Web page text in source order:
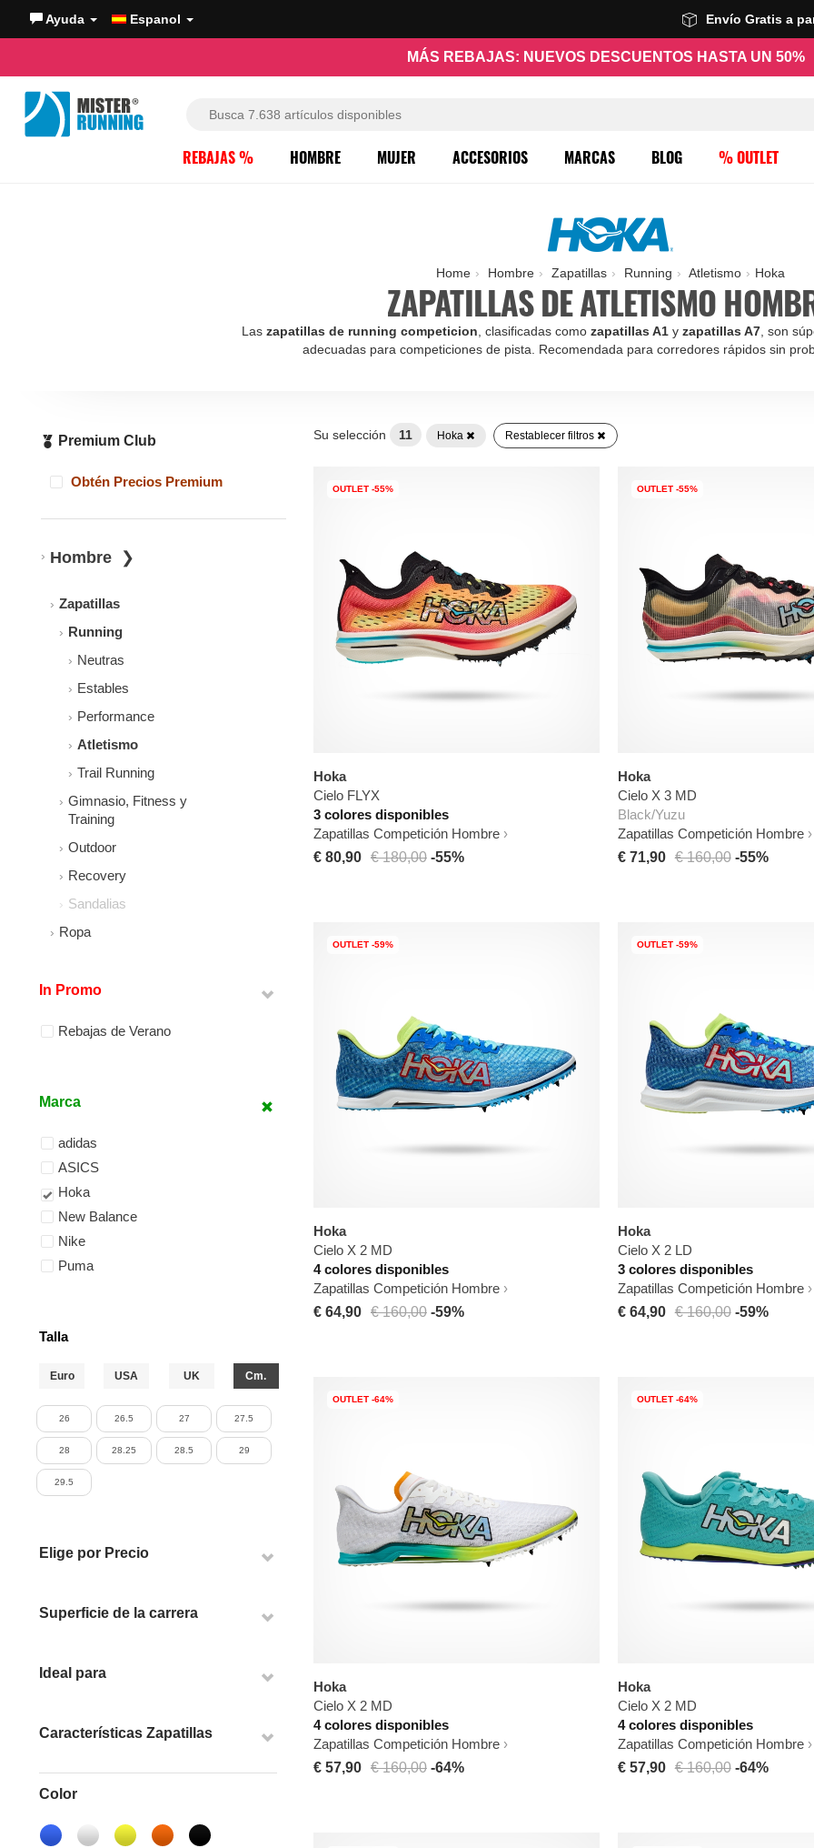
Ayuda Espanol Envío Gratis a
MÁS REBAJAS: NUEVOS DESCUENTOS HASTA UN 50%
REBAJAS % HOMBRE MUJER ACCESORIOS MARCAS BLOG % OUTLET
Home Hombre Zapatillas Running Atletismo Hoka
ZAPATILLAS DE ATLETISMO
Las zapatillas de running competicion , clasificadas como zapatillas A1 y zapatillas A7 , son
adecuadas para competiciones de pista. Recomendada para corredores rápidos sin
Premium Club
Obtén Precios Premium
Hombre
Zapatillas
Running
Neutras
Estables
Performance
Atletismo
Trail Running
Gimnasio, Fitness y
Training
Outdoor
Recovery
Sandalias
Ropa
In Promo
Rebajas de Verano
Marca
adidas
ASICS
Hoka
New Balance
Nike
Puma
Talla
Euro USA UK Cm.
26 26.5 27 27.5
28 28.25 28.5 29
29.5
Elige por Precio
Superficie de la carrera
Ideal para
Características Zapatillas
Color
Su selección 11 Hoka Restablecer filtros
OUTLET -55%
Hoka
Cielo FLYX
3 colores disponibles
Zapatillas Competición Hombre
€ 80,90 € 180,00 -55%
OUTLET -55%
Hoka
Cielo X 3 MD
Black/Yuzu
Zapatillas Competición Hombre
€ 71,90 € 160,00 -55%
OUTLET -59%
Hoka
Cielo X 2 MD
4 colores disponibles
Zapatillas Competición Hombre
€ 64,90 € 160,00 -59%
OUTLET -59%
Hoka
Cielo X 2 LD
3 colores disponibles
Zapatillas Competición Hombre
€ 64,90 € 160,00 -59%
OUTLET -64%
Hoka
Cielo X 2 MD
4 colores disponibles
Zapatillas Competición Hombre
€ 57,90 € 160,00 -64%
OUTLET -64%
Hoka
Cielo X 2 MD
4 colores disponibles
Zapatillas Competición Hombre
€ 57,90 € 160,00 -64%